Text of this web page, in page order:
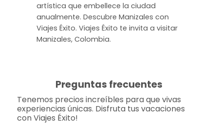
artística que embellece la ciudad
anualmente. Descubre Manizales con
Viajes Éxito. Viajes Éxito te invita a visitar
Manizales, Colombia.
Preguntas frecuentes
Tenemos precios increíbles para que vivas
experiencias únicas. Disfruta tus vacaciones
con Viajes Éxito!